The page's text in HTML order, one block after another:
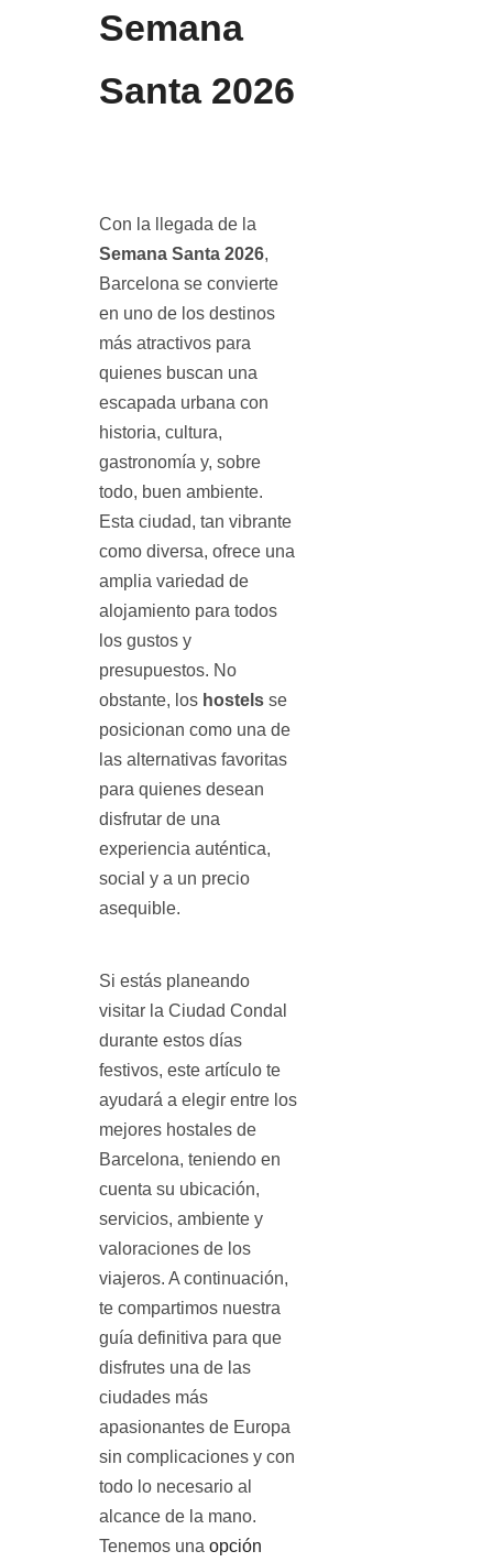
Semana
Santa 2026
Con la llegada de la
Semana Santa 2026,
Barcelona se convierte
en uno de los destinos
más atractivos para
quienes buscan una
escapada urbana con
historia, cultura,
gastronomía y, sobre
todo, buen ambiente.
Esta ciudad, tan vibrante
como diversa, ofrece una
amplia variedad de
alojamiento para todos
los gustos y
presupuestos. No
obstante, los hostels se
posicionan como una de
las alternativas favoritas
para quienes desean
disfrutar de una
experiencia auténtica,
social y a un precio
asequible.
Si estás planeando
visitar la Ciudad Condal
durante estos días
festivos, este artículo te
ayudará a elegir entre los
mejores hostales de
Barcelona, teniendo en
cuenta su ubicación,
servicios, ambiente y
valoraciones de los
viajeros. A continuación,
te compartimos nuestra
guía definitiva para que
disfrutes una de las
ciudades más
apasionantes de Europa
sin complicaciones y con
todo lo necesario al
alcance de la mano.
Tenemos una opción